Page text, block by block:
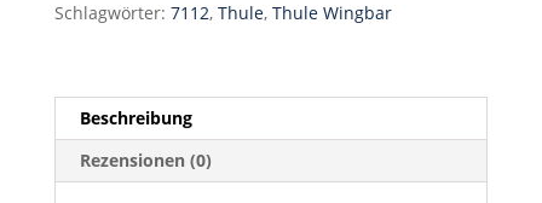
Schlagwörter: 7112, Thule, Thule Wingbar
Beschreibung
Rezensionen (0)